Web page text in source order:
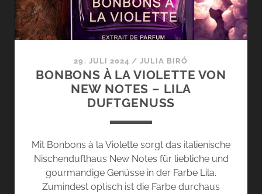
29. JULI 2024 /JULIA BIRÓ
BONBONS À LA VIOLETTE VON
NEW NOTES – LILA
DUFTGENUSS
Mit Bonbons à la Violette sorgt das italienische
Nischendufthaus New Notes für liebliche und
gourmandige Genüsse in der Farbe Lila.
Zumindest optisch ist die Farbe durchaus